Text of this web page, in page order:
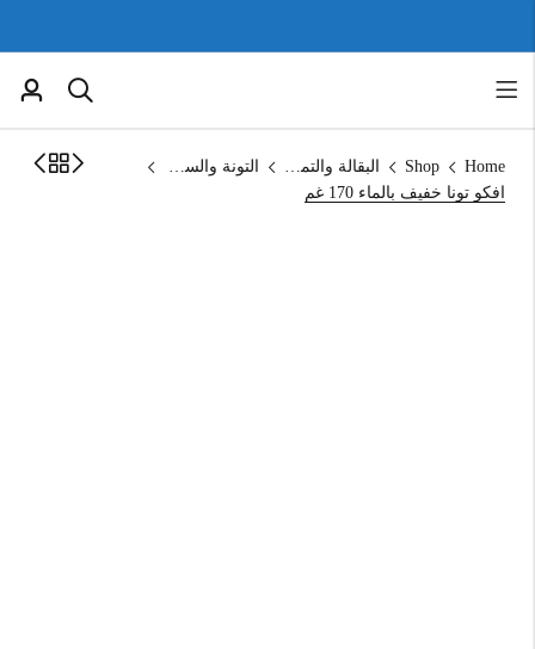
Home
Shop البقالة والتموين
التونة والسردين
افكو تونا خفيف بالماء 170 غم